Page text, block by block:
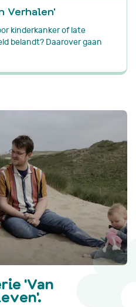
Verhalen'
kinderkanker of late
belandt? Daarover gaan
'Van